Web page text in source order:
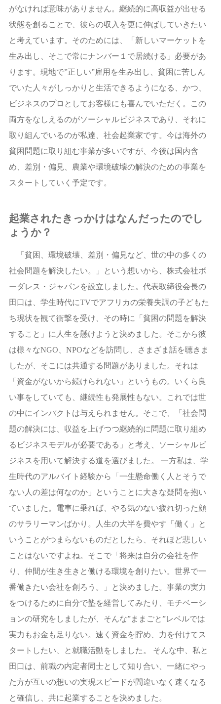
がなければ意味がありません。継続的に高収益が出せる
状態を創ることで、彼らの収入を更に伸ばしていきたい
と考えています。そのためには、「新しいマーケットを
生み出し、そこで常にナンバー１で居続ける」必要があ
ります。現地で”正しい”雇用を生み出し、貧困に苦しん
でいた人々がしっかりと生活できるようになる、かつ、
ビジネスのプロとしてお客様にも喜んでいただく。この
両方をなしえるのがソーシャルビジネスであり、それに
取り組んでいるのが私達、社会起業家です。今は海外の
貧困問題に取り組む事業が多いですが、今後は国内含
め、差別・偏見、農業や環境破壊の解決のための事業を
スタートしていく予定です。
起業されたきっかけはなんだったのでし
ょうか？
「貧困、環境破壊、差別・偏見など、世の中の多くの
社会問題を解決したい。」という想いから、株式会社ボ
ーダレス・ジャパンを設立しました。代表取締役会長の
田口は、学生時代にTVでアフリカの栄養失調の子どもた
ち現状を観て衝撃を受け、その時に「貧困の問題を解決
すること」に人生を懸けようと決めました。そこから彼
は様々なNGO、NPOなどを訪問し、さまざま話を聴きま
したが、そこには共通する問題がありました。それは
「資金がないから続けられない」というもの。いくら良
い事をしていても、継続性も発展性もない。これでは世
の中にインパクトは与えられません。そこで、「社会問
題の解決には、収益を上げつつ継続的に問題に取り組め
るビジネスモデルが必要である」と考え、ソーシャルビ
ジネスを用いて解決する道を選びました。 一方私は、学
生時代のアルバイト経験から「一生懸命働く人とそうで
ない人の差は何なのか」ということに大きな疑問を抱い
ていました。電車に乗れば、やる気のない疲れ切った顔
のサラリーマンばかり。人生の大半を費やす「働く」と
いうことがつまらないものだとしたら、それほど悲しい
ことはないですよね。そこで「将来は自分の会社を作
り、仲間が生き生きと働ける環境を創りたい。世界で一
番働きたい会社を創ろう。」と決めました。事業の実力
をつけるために自分で塾を経営してみたり、モチベーシ
ョンの研究をしましたが、そんな”ままごと”レベルでは
実力もお金も足りない。速く資金を貯め、力を付けてス
タートしたい、と就職活動をしました。 そんな中、私と
田口は、前職の内定者同士として知り合い、一緒にやっ
た方が互いの想いの実現スピードが間違いなく速くなる
と確信し、共に起業することを決めました。